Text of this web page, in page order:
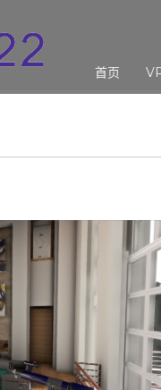
首页